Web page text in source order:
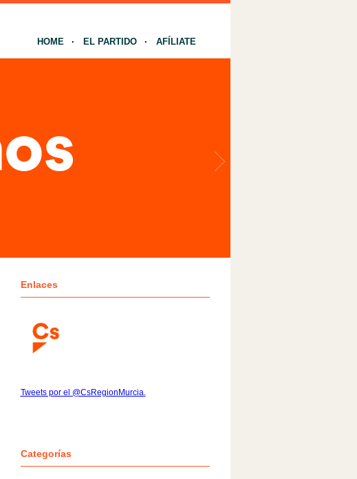
HOME EL PARTIDO AFÍLIATE
Enlaces
Tweets por el @CsRegionMurcia.
Categorías